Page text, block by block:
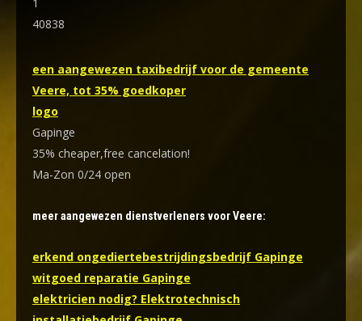
1
40838
een aangewezen taxibedrijf voor de gemeente
Veere, tot 35% goedkoper
logo
Gapinge
35% cheaper,free cancelation!
Ma-Zon 0/24 open
meer aangewezen dienstverleners voor Veere:
erkend ongediertebestrijdingsbedrijf Gapinge
witgoed reparatie Gapinge
elektricien nodig? Elektrotechnisch